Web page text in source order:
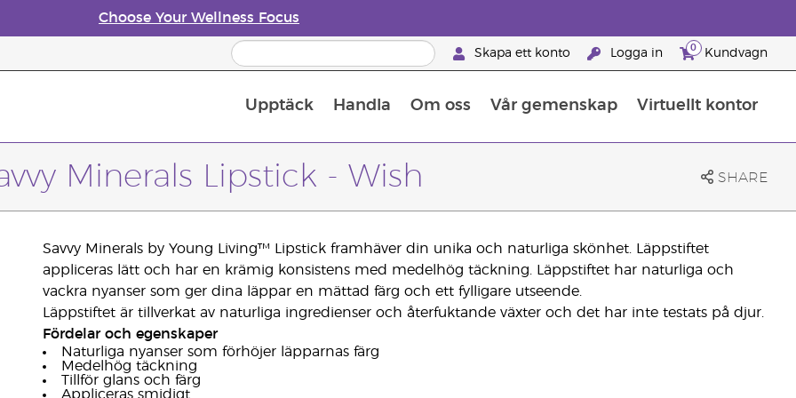
Choose Your Wellness Focus
Skapa ett konto Logga in 0 Kundvagn
Upptäck Handla Om oss Vår gemenskap Virtuellt kontor
Minerals Lipstick - Wish SHARE
Savvy Minerals by Young Living™ Lipstick framhäver din unika och naturliga skönhet. Läppstiftet
appliceras lätt och har en krämig konsistens med medelhög täckning. Läppstiftet har naturliga och
vackra nyanser som ger dina läppar en mättad färg och ett fylligare utseende.
Läppstiftet är tillverkat av naturliga ingredienser och återfuktande växter och det har inte testats på djur.
Fördelar och egenskaper
Naturliga nyanser som förhöjer läpparnas färg
Medelhög täckning
Tillför glans och färg
Appliceras smidigt